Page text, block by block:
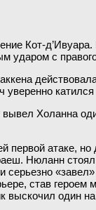
Кот-
с
Холанна
атаке,
Нюланн
серьезно
став
выскочил один